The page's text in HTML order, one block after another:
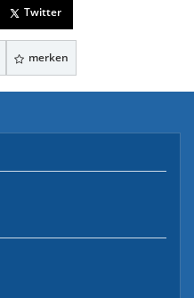
Twitter
merken